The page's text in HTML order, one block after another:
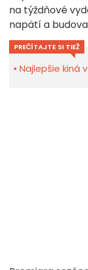
na týždňové
napätí a
PREČÍTAJTE SI TIEŽ
Najlepšie kiná